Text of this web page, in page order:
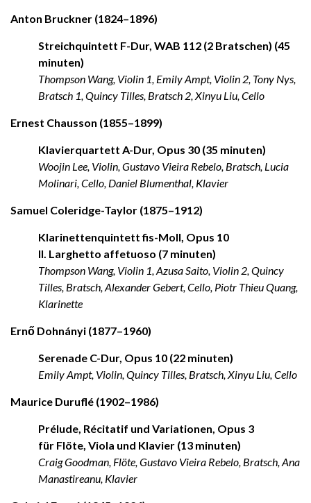
Anton Bruckner (1824–1896)
Streichquintett F-Dur, WAB 112 (2 Bratschen) (45
minuten)
Thompson Wang, Violin 1, Emily Ampt, Violin 2, Tony Nys,
Bratsch 1, Quincy Tilles, Bratsch 2, Xinyu Liu, Cello
Ernest Chausson (1855–1899)
Klavierquartett A-Dur, Opus 30 (35 minuten)
Woojin Lee, Violin, Gustavo Vieira Rebelo, Bratsch, Lucia
Molinari, Cello, Daniel Blumenthal, Klavier
Samuel Coleridge-Taylor (1875–1912)
Klarinettenquintett fis-Moll, Opus 10
II. Larghetto affetuoso (7 minuten)
Thompson Wang, Violin 1, Azusa Saito, Violin 2, Quincy
Tilles, Bratsch, Alexander Gebert, Cello, Piotr Thieu Quang,
Klarinette
Ernő Dohnányi (1877–1960)
Serenade C-Dur, Opus 10 (22 minuten)
Emily Ampt, Violin, Quincy Tilles, Bratsch, Xinyu Liu, Cello
Maurice Duruflé (1902–1986)
Prélude, Récitatif und Variationen, Opus 3
für Flöte, Viola und Klavier (13 minuten)
Craig Goodman, Flöte, Gustavo Vieira Rebelo, Bratsch, Ana
Manastireanu, Klavier